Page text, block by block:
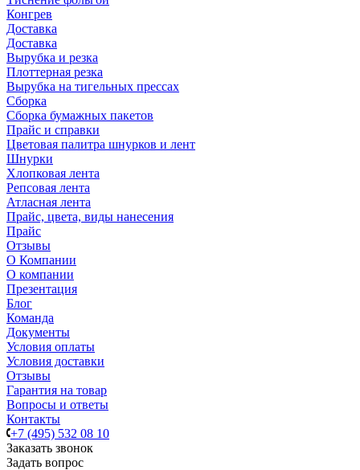
Конгрев
Доставка
Доставка
Вырубка и резка
Плоттерная резка
Вырубка на тигельных прессах
Сборка
Сборка бумажных пакетов
Прайс и справки
Цветовая палитра шнурков и лент
Шнурки
Хлопковая лента
Репсовая лента
Атласная лента
Прайс, цвета, виды нанесения
Прайс
Отзывы
О Компании
О компании
Презентация
Блог
Команда
Документы
Условия оплаты
Условия доставки
Отзывы
Гарантия на товар
Вопросы и ответы
Контакты
+7 (495) 532 08 10
Заказать звонок
Задать вопрос